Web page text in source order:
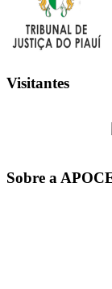
Visitantes
Sobre a